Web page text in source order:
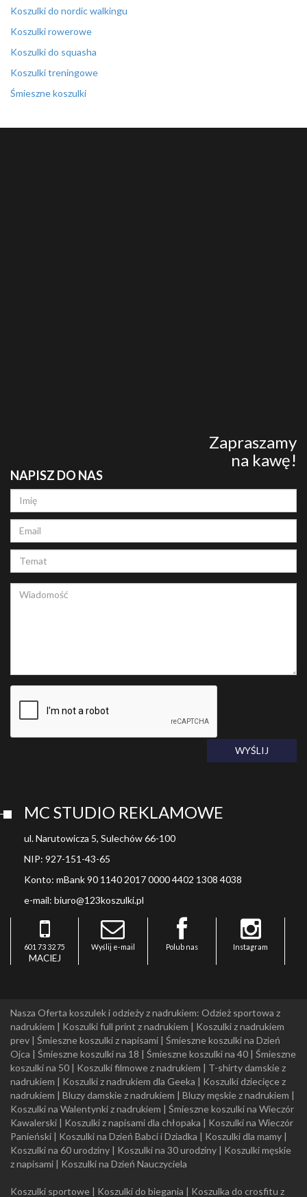
Koszulki do nordic walkingu
Koszulki rowerowe
Koszulki do squasha
Koszulki treningowe
Śmieszne koszulki
Zapraszamy
na kawę!
NAPISZ DO NAS
WYŚLIJ
MC STUDIO REKLAMOWE
ul. Narutowicza 5, Sulechów 66-100
NIP: 927-151-43-65
Konto: mBank 90 1140 2017 0000 4402 1308 4038
e-mail: biuro@123koszulki.pl
601 73 32 75
MACIEJ
Wyślij e-mail Polub nas Instagram
Nasza Oferta koszulek i odzieży z nadrukiem: Odzież sportowa z
nadrukiem | Koszulki full print z nadrukiem | Koszulki z nadrukiem
prev | Śmieszne koszulki z napisami | Śmieszne koszulki na Dzień
Ojca | Śmieszne koszulki na 18 | Śmieszne koszulki na 40 | Śmieszne
koszulki na 50 | Koszulki filmowe z nadrukiem | T-shirty damskie z
nadrukiem | Koszulki z nadrukiem dla Geeka | Koszulki dziecięce z
nadrukiem | Bluzy damskie z nadrukiem | Bluzy męskie z nadrukiem |
Koszulki na Walentynki z nadrukiem | Śmieszne koszulki na Wieczór
Kawalerski | Koszulki z napisami dla chłopaka | Koszulki na Wieczór
Panieński | Koszulki na Dzień Babci i Dziadka | Koszulki dla mamy |
Koszulki na 60 urodziny | Koszulki na 30 urodziny | Koszulki męskie
z napisami | Koszulki na Dzień Nauczyciela
Koszulki sportowe | Koszulki do biegania | Koszulka do crosfitu z